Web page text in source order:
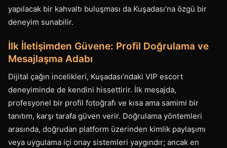
yapılacak bir kahvaltı buluşması da Kuşadası’na özgü bir
deneyim sunabilir.
İlk İletişimden Güvene: Profil Doğrulama ve
Mesajlaşma Adabı
Dijital çağın incelikleri, Kuşadası’ndaki VIP escort
deneyiminde de kendini hissettirir. İlk mesajda,
profesyonel bir profil fotoğrafı ve kısa ama samimi bir
tanıtım, karşı tarafa güven verir. Doğrulama yöntemleri
arasında, doğrudan platform üzerinden kimlik paylaşımı
veya uygulama içi onay sistemleri yaygındır; ancak en